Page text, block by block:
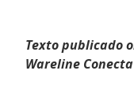
Texto publicado
Wareline